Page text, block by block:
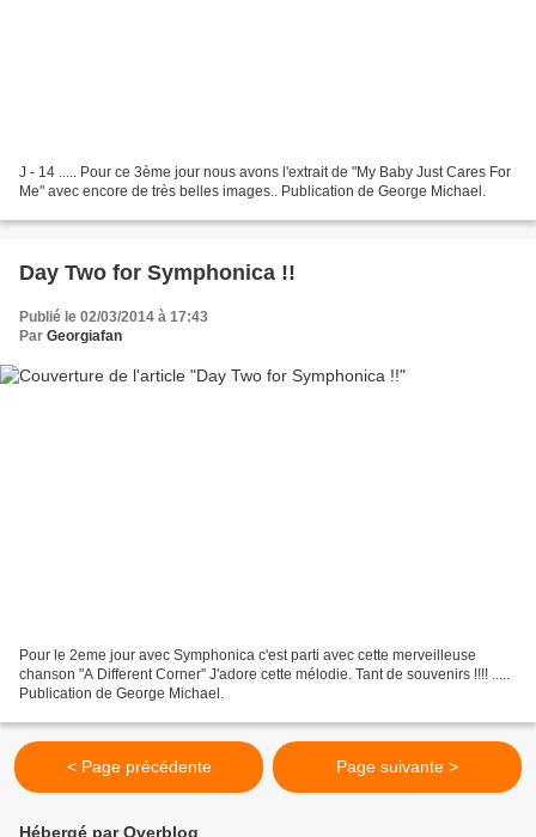
J - 14 ..... Pour ce 3ème jour nous avons l'extrait de "My Baby Just Cares For
Me" avec encore de très belles images.. Publication de George Michael.
Day Two for Symphonica !!
Publié le 02/03/2014 à 17:43
Par Georgiafan
Pour le 2eme jour avec Symphonica c'est parti avec cette merveilleuse
chanson "A Different Corner" J'adore cette mélodie. Tant de souvenirs !!!! .....
Publication de George Michael.
< Page précédente Page suivante >
Hébergé par Overblog